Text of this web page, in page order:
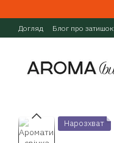
Догляд Блог про затишок
Нарозхват